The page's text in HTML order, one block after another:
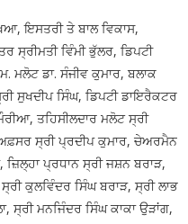
ਇਸਤਰੀ ਤੇ ਬਾਲ ਵਿਕਾਸ,
ਸ੍ਰੀਮਤੀ ਵਿੰਮੀ ਭੁੱਲਰ, ਡਿਪਟੀ
ਮਲੋਟ ਡਾ. ਸੰਜੀਵ ਕੁਮਾਰ, ਬਲਾਕ
ਸੁਖਦੀਪ ਸਿੰਘ, ਡਿਪਟੀ ਡਾਇਰੈਕਟਰ
ਤਹਿਸੀਲਦਾਰ ਮਲੋਟ ਸ੍ਰੀ
ਸ੍ਰੀ ਪ੍ਰਦੀਪ ਕੁਮਾਰ, ਚੇਅਰਮੈਨ
ਪ੍ਰਧਾਨ ਸ੍ਰੀ ਜਸ਼ਨ ਬਰਾੜ,
ਕੁਲਵਿੰਦਰ ਸਿੰਘ ਬਰਾੜ, ਸ੍ਰੀ ਲਾਭ
ਸ੍ਰੀ ਮਨਜਿੰਦਰ ਸਿੰਘ ਕਾਕਾ ਉੜਾਂਗ,